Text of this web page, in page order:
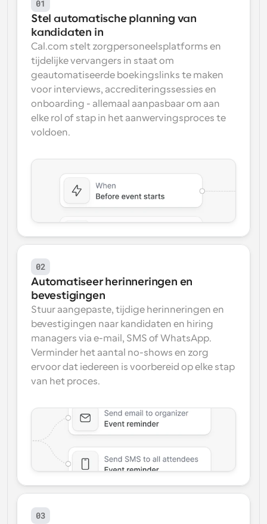
01
Stel automatische planning van
kandidaten in
Cal.com stelt zorgpersoneelsplatforms en
tijdelijke vervangers in staat om
geautomatiseerde boekingslinks te maken
voor interviews, accrediteringssessies en
onboarding - allemaal aanpasbaar om aan
elke rol of stap in het aanwervingsproces te
voldoen.
02
Automatiseer herinneringen en
bevestigingen
Stuur aangepaste, tijdige herinneringen en
bevestigingen naar kandidaten en hiring
managers via e-mail, SMS of WhatsApp.
Verminder het aantal no-shows en zorg
ervoor dat iedereen is voorbereid op elke stap
van het proces.
03